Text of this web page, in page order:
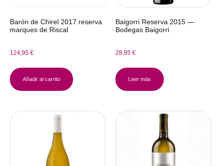
Barón de Chirel 2017 reserva
marques de Riscal
124,95 €
Añadir al carrito
Baigorri Reserva 2015 —
Bodegas Baigorri
28,95 €
Leer más